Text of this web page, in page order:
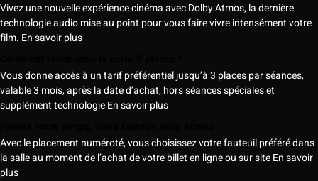
Vivez une nouvelle expérience cinéma avec Dolby Atmos, la dernière
technologie audio mise au point pour vous faire vivre intensément votre
film. En savoir plus
Vous donne accès à un tarif préférentiel jusqu’à 3 places par séances,
valable 3 mois, après la date d’achat, hors séances spéciales et
supplément technologieEn savoir plus
Avec le placement numéroté, vous choisissez votre fauteuil préféré dans
la salle au moment de l’achat de votre billet en ligne ou sur siteEn savoir
plus